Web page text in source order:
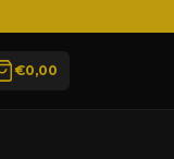
€0,00